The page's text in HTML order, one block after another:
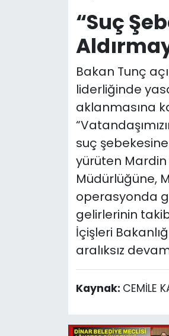
“Suç
Bakan Tunç
liderliğinde
aklanmasına
suç
yürüten Mardin
Müdürlüğüne,
operasyonda
gelirlerinin
İçişleri
aralıksız
Kaynak: CEMİLE